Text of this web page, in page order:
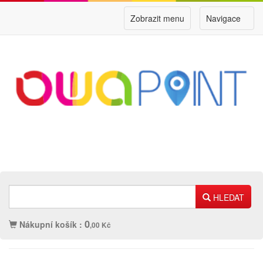
Navigace
Zobrazit menu
HLEDAT
Nákupní košík : 0,00 Kč